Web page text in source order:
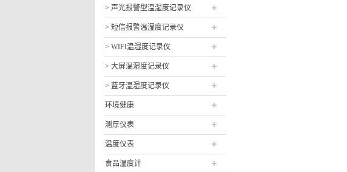
> 声光报警型温湿度记录仪
> 短信报警温湿度记录仪
> WIFI温湿度记录仪
> 大屏温湿度记录仪
> 蓝牙温湿度记录仪
环境健康
测厚仪表
温度仪表
食品温度计